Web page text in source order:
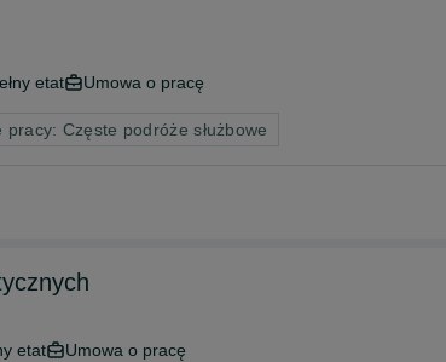
etat Umowa o pracę
pracy: Częste podróże służbowe
etat Umowa o pracę